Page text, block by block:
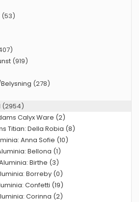
(53)
(919)
(278)
(2954)
Calyx Ware (2)
Titian: Della Robia (8)
Anna Sofie (10)
Bellona (1)
Birthe (3)
Borreby (0)
Confetti (19)
Corinna (2)